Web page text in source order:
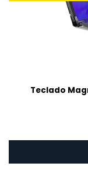
Teclado